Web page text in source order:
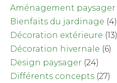
Aménagement paysager
Bienfaits du jardinage (4)
Décoration extérieure (13)
Décoration hivernale (6)
Design paysager (24)
Différents concepts (27)